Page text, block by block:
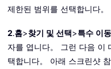
제한된 범위를 선택합니다。
2.홈>찾기 및 선택>특수 이동
자를 엽니다。 그런 다음 이
택합니다。 아래 스크린샷 참